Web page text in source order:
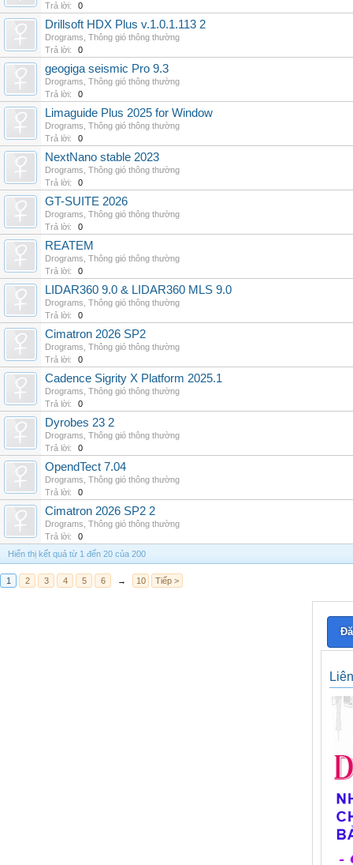
Trả lời:
0
Drillsoft HDX Plus v.1.0.1.113 2
Drograms Thông gió thông thường
Trả lời:
0
geogiga seismic Pro 9.3
Drograms Thông gió thông thường
Trả lời:
0
Limaguide Plus 2025 for Window
Drograms Thông gió thông thường
Trả lời:
0
NextNano stable 2023
Drograms Thông gió thông thường
Trả lời:
0
GT-SUITE 2026
Drograms Thông gió thông thường
Trả lời:
0
REATEM
Drograms Thông gió thông thường
Trả lời:
0
LIDAR360 9.0 & LIDAR360 MLS 9.0
Drograms Thông gió thông thường
Trả lời:
0
Cimatron 2026 SP2
Drograms Thông gió thông thường
Trả lời:
0
Cadence Sigrity X Platform 2025.1
Drograms Thông gió thông thường
Trả lời:
0
Dyrobes 23 2
Drograms Thông gió thông thường
Trả lời:
0
OpendTect 7.04
Drograms Thông gió thông thường
Trả lời:
0
Cimatron 2026 SP2 2
Drograms Thông gió thông thường
Trả lời:
0
Hiển thị kết quả từ 1 đến 20 của 200
1 2 3 4 5 6 → 10 Tiếp >